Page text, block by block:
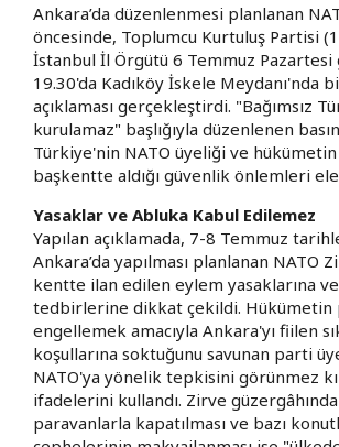
​Ankara’da düzenlenmesi planlanan
öncesinde, Toplumcu Kurtuluş Partisi
İstanbul İl Örgütü 6 Temmuz Pazartesi
19.30'da Kadıköy İskele Meydanı'nda
açıklaması gerçekleştirdi. "Bağımsız
kurulamaz" başlığıyla düzenlenen
Türkiye'nin NATO üyeliği ve
başkentte aldığı güvenlik önlemleri
Yasaklar ve Abluka Kabul Edilemez
​Yapılan açıklamada, 7-8 Temmuz
Ankara’da yapılması planlanan NATO
kentte ilan edilen eylem yasaklarına
tedbirlerine dikkat çekildi. Hükümetin
engellemek amacıyla Ankara'yı fiilen
koşullarına soktuğunu savunan parti
NATO'ya yönelik tepkisini görünmez
ifadelerini kullandı. Zirve
paravanlarla kapatılması ve bazı